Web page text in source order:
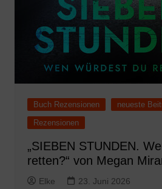
Buch Rezensionen
neueste
Rezensionen
„SIEBEN STUNDEN.
retten?“ von Megan
Elke 23. Juni 2026